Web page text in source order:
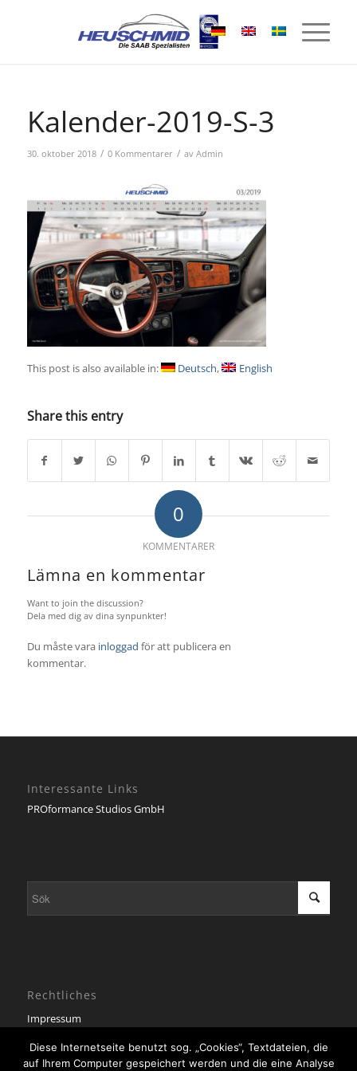
Kalender-2019-S-3
30. oktober 2018 / 0 Kommentarer / av Admin
This post is also available in: Deutsch English
Share this entry
0
KOMMENTARER
Lämna en kommentar
Want to join the discussion?
Dela med dig av dina synpunkter!
Du måste vara inloggad för att publicera en
kommentar.
Interessante Links
PROformance Studios GmbH
Rechtliches
Impressum
Datenschutzerklärung
Diese Internetseite benutzt sog. „Cookies“, Textdateien, die
auf Ihrem Computer gespeichert werden und die eine Analyse